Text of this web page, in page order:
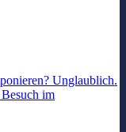
Unglaublich.
im